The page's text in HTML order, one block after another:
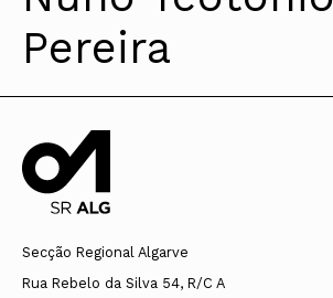
13 de fevereiro a exposição,
lançamento da publicação, do
Pereira
Secção Regional Algarve
Rua Rebelo da Silva 54, R/C A